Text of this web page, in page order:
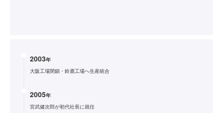
2003年
大阪工場閉鎖・鈴鹿工場へ生産統合
2005年
宮武健次郎が初代社長に就任